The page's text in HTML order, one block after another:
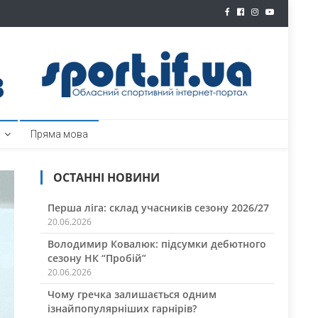
Пряма мова
ОСТАННІ НОВИНИ
Перша ліга: склад учасників сезону 2026/27
20.06.2026
Володимир Ковалюк: підсумки дебютного
сезону НК “Пробій”
20.06.2026
Чому гречка залишається одним
ізнайпопулярніших гарнірів?